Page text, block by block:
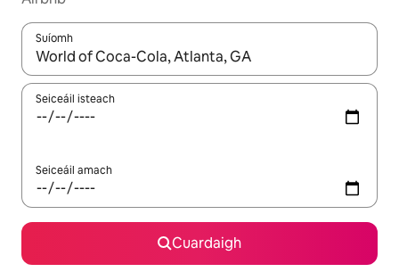
Suíomh
Nuair a bheidh torthaí ar fáil, déan nascleanúint le
Seiceáil isteach
Seiceáil amach
Cuardaigh